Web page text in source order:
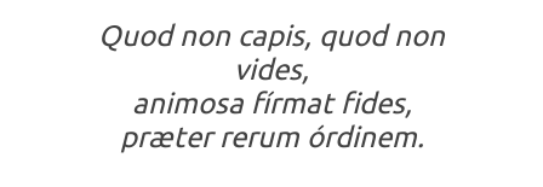
Quod non capis, quod non
vides,
animosa fírmat fides,
præter rerum órdinem.